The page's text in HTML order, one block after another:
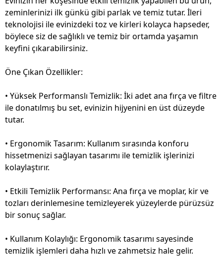
zeminlerinizi ilk günkü gibi parlak ve temiz tutar. İleri
teknolojisi ile evinizdeki toz ve kirleri kolayca hapseder,
böylece siz de sağlıklı ve temiz bir ortamda yaşamın
keyfini çıkarabilirsiniz.
Öne Çıkan Özellikler:
• Yüksek Performanslı Temizlik: İki adet ana fırça ve filtre
ile donatılmış bu set, evinizin hijyenini en üst düzeyde
tutar.
• Ergonomik Tasarım: Kullanım sırasında konforu
hissetmenizi sağlayan tasarımı ile temizlik işlerinizi
kolaylaştırır.
• Etkili Temizlik Performansı: Ana fırça ve moplar, kir ve
tozları derinlemesine temizleyerek yüzeylerde pürüzsüz
bir sonuç sağlar.
• Kullanım Kolaylığı: Ergonomik tasarımı sayesinde
temizlik işlemleri daha hızlı ve zahmetsiz hale gelir.